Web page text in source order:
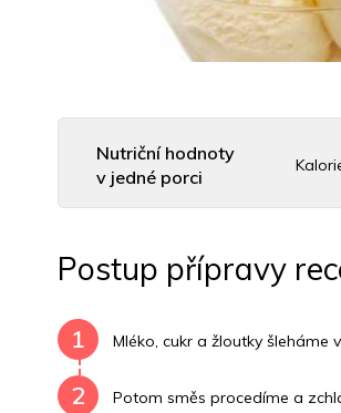
Nutriční hodnoty
v jedné porci
Postup přípravy
1 Mléko, cukr a žloutky šleháme
2 Potom směs procedíme a